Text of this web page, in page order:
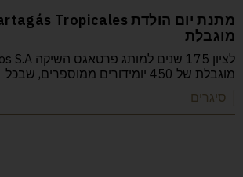
מוגבלת
מוגבלת של 450 יומידורים ממוספרים, שבכל
| סיגרים